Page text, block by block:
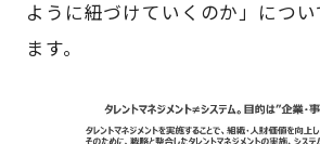
ように紐づけていくのか」につ
ます。